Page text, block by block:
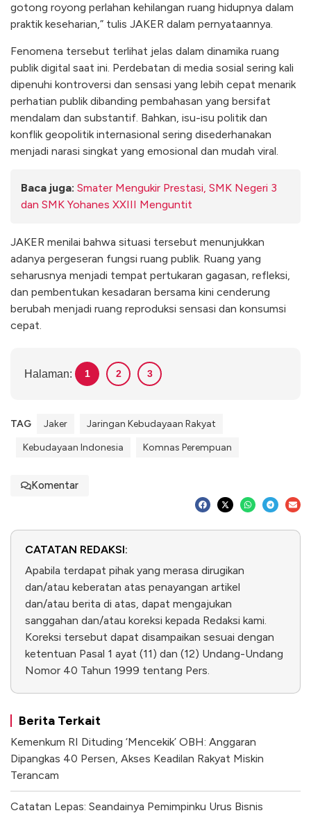
gotong royong perlahan kehilangan ruang hidupnya dalam
praktik keseharian,” tulis JAKER dalam pernyataannya.
Fenomena tersebut terlihat jelas dalam dinamika ruang
publik digital saat ini. Perdebatan di media sosial sering kali
dipenuhi kontroversi dan sensasi yang lebih cepat menarik
perhatian publik dibanding pembahasan yang bersifat
mendalam dan substantif. Bahkan, isu-isu politik dan
konflik geopolitik internasional sering disederhanakan
menjadi narasi singkat yang emosional dan mudah viral.
Baca juga: Smater Mengukir Prestasi, SMK Negeri 3
dan SMK Yohanes XXIII Menguntit
JAKER menilai bahwa situasi tersebut menunjukkan
adanya pergeseran fungsi ruang publik. Ruang yang
seharusnya menjadi tempat pertukaran gagasan, refleksi,
dan pembentukan kesadaran bersama kini cenderung
berubah menjadi ruang reproduksi sensasi dan konsumsi
cepat.
Halaman: 1 2 3
TAG Jaker
Jaringan Kebudayaan Rakyat
Kebudayaan Indonesia
Komnas Perempuan
Komentar
CATATAN REDAKSI:
Apabila terdapat pihak yang merasa dirugikan
dan/atau keberatan atas penayangan artikel
dan/atau berita di atas, dapat mengajukan
sanggahan dan/atau koreksi kepada Redaksi kami.
Koreksi tersebut dapat disampaikan sesuai dengan
ketentuan Pasal 1 ayat (11) dan (12) Undang-Undang
Nomor 40 Tahun 1999 tentang Pers.
Berita Terkait
Kemenkum RI Dituding ‘Mencekik’ OBH: Anggaran
Dipangkas 40 Persen, Akses Keadilan Rakyat Miskin
Terancam
Catatan Lepas: Seandainya Pemimpinku Urus Bisnis